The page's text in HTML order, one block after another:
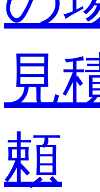
見
頼